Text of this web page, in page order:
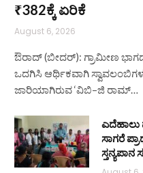
₹382ಕ್ಕೆ ಏರಿಕೆ
August 6, 2026
ಔರಾದ್ (ಬೀದರ್): ಗ್ರಾಮೀಣ
ಒದಗಿಸಿ ಆರ್ಥಿಕವಾಗಿ
ಜಾರಿಯಾಗಿರುವ ‘ವಿಬಿ–ಜಿ ರಾಮ್…
ಸಾಗರೆ
ಸ್ತನ್ಯಪಾನ